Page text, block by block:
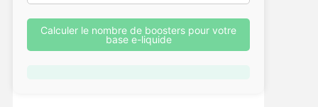
Calculer le nombre de boosters pour votre
base e-liquide